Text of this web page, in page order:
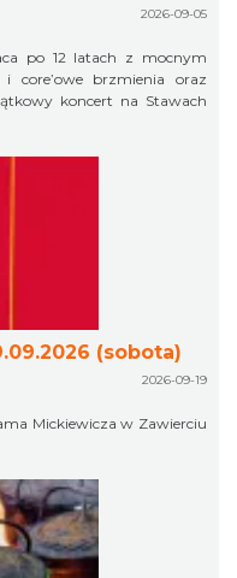
2026-09-05
po 12 latach z mocnym
core’owe brzmienia oraz
koncert na Stawach
(sobota)
2026-09-19
Mickiewicza w Zawierciu